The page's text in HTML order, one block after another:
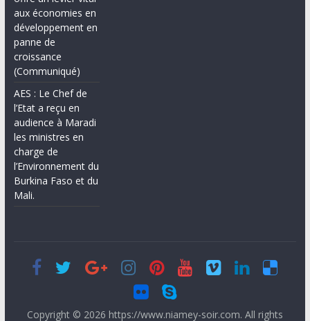
aux économies en
développement en
panne de
croissance
(Communiqué)
AES : Le Chef de
l’Etat a reçu en
audience à Maradi
les ministres en
charge de
l’Environnement du
Burkina Faso et du
Mali.
Copyright © 2026 https://www.niamey-soir.com. All rights